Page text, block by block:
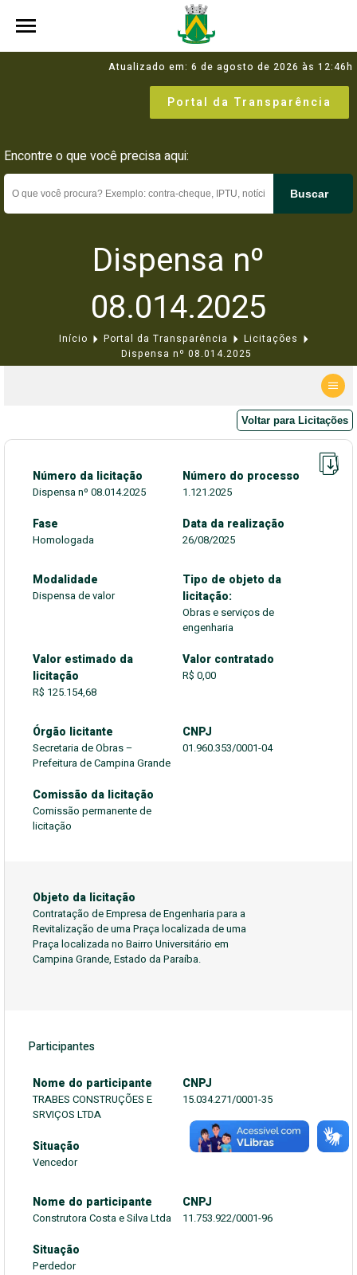
Atualizado em: 6 de agosto de 2026 às 12:46h
Portal da Transparência
Encontre o que você precisa aqui:
Buscar
Dispensa nº
08.014.2025
Início Portal da Transparência
Licitações
Dispensa nº 08.014.2025
Voltar para Licitações
Número da licitação
Dispensa nº 08.014.2025
Número do processo
1.121.2025
Fase
Homologada
Data da realização
26/08/2025
Modalidade
Dispensa de valor
Tipo de objeto da
licitação:
Obras e serviços de
engenharia
Valor estimado da
licitação
R$ 125.154,68
Valor contratado
R$ 0,00
Órgão licitante
Secretaria de Obras –
Prefeitura de Campina Grande
CNPJ
01.960.353/0001-04
Comissão da licitação
Comissão permanente de
licitação
Objeto da licitação
Contratação de Empresa de Engenharia para a
Revitalização de uma Praça localizada de uma
Praça localizada no Bairro Universitário em
Campina Grande, Estado da Paraíba.
Participantes
Nome do participante
TRABES CONSTRUÇÕES E
SRVIÇOS LTDA
CNPJ
15.034.271/0001-35
Situação
Vencedor
Nome do participante
Construtora Costa e Silva Ltda
CNPJ
11.753.922/0001-96
Situação
Perdedor